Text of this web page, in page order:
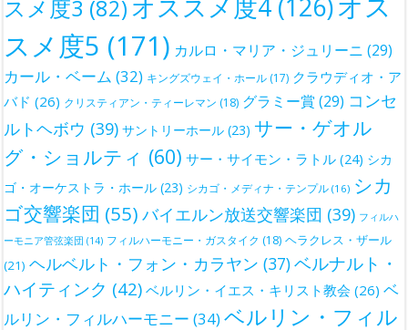
スメ度3 (82)
スメ度5 (171) カルロ・マリア・ジュリーニ (29)
カール・ベーム (32) キングズウェイ・ホール (17) クラウディオ・ア
バド (26) クリスティアン・ティーレマン (18) グラミー賞 (29) コンセ
ルトヘボウ (39) サントリーホール (23) サー・ゲオル
グ・ショルティ (60) サー・サイモン・ラトル (24) シカ
ゴ・オーケストラ・ホール (23) シカゴ・メディナ・テンプル (16) シカ
ゴ交響楽団 (55) バイエルン放送交響楽団 (39) フィルハ
ーモニア管弦楽団 (14) フィルハーモニー・ガスタイク (18) ヘラクレス・ザール
(21) ヘルベルト・フォン・カラヤン (37)ベルナルト・
ハイティンク (42) ベルリン・イエス・キリスト教会 (26) ベ
ルリン・フィルハーモニー (34)ベルリン・フィル